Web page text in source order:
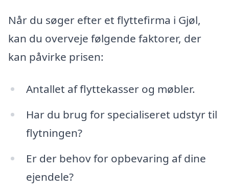
Når du søger efter et flyttefirma i Gjøl,
kan du overveje følgende faktorer, der
kan påvirke prisen:
Antallet af flyttekasser og møbler.
Har du brug for specialiseret udstyr til
flytningen?
Er der behov for opbevaring af dine
ejendele?